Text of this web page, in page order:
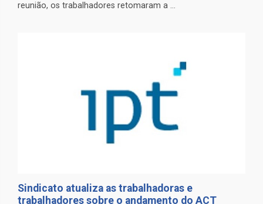
reunião, os trabalhadores retomaram a ...
Sindicato atualiza as trabalhadoras e
trabalhadores sobre o andamento do ACT